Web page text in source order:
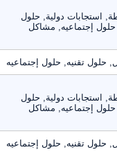
استجابات دولية, حلول
إجتماعيه, مشاكل
تقنيه, حلول إجتماعيه
استجابات دولية, حلول
إجتماعيه, مشاكل
تقنيه, حلول إجتماعيه